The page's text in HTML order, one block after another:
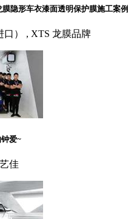
隐形车衣漆面透明保护膜施工案例
口） , XTS 龙膜品牌
爱~
佳